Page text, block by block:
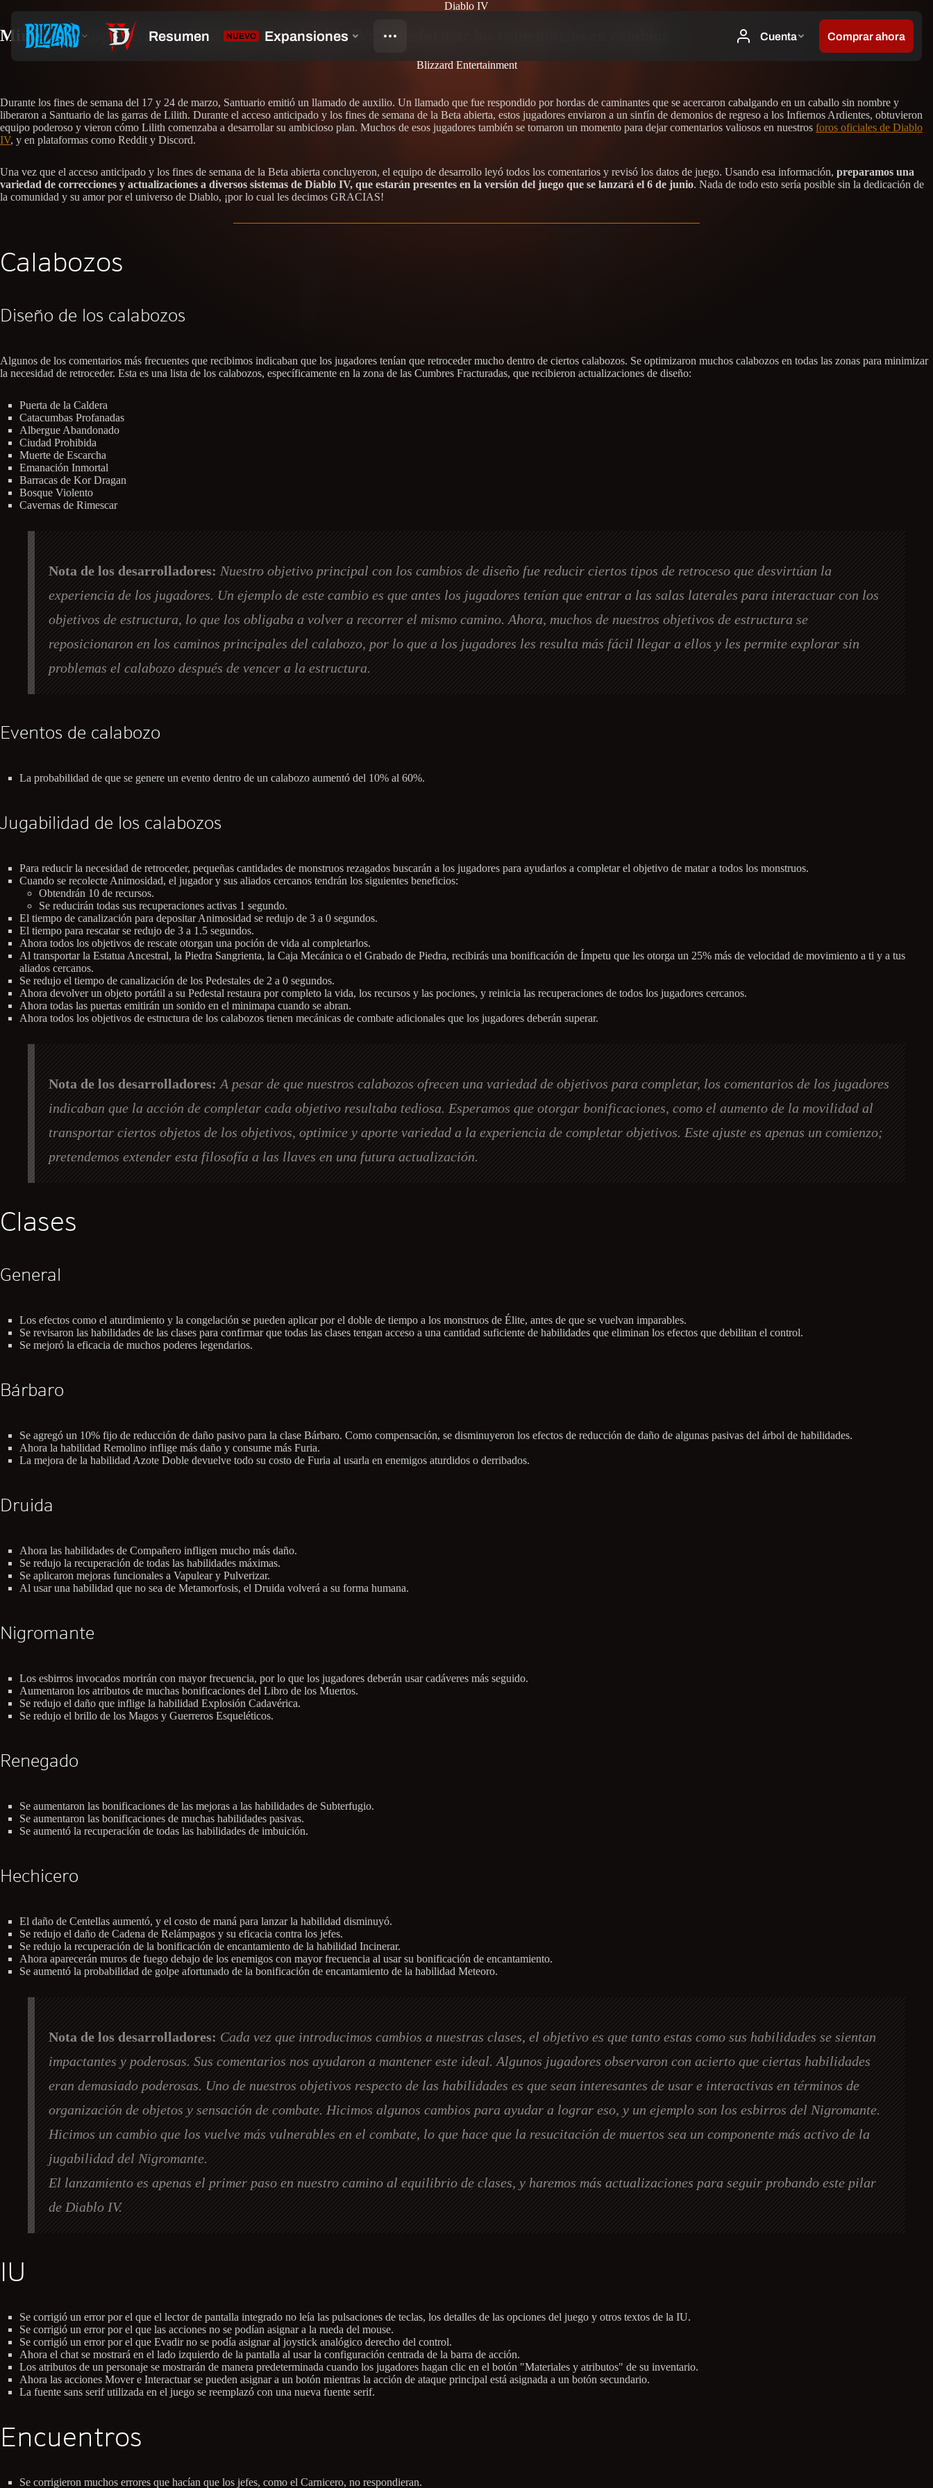
Diablo IV
Mirada retrospectiva a la Beta abierta de Diablo IV: Transformar los comentarios en cambios
Blizzard Entertainment
Durante los fines de semana del 17 y 24 de marzo, Santuario emitió un llamado de auxilio. Un llamado que fue respondido por hordas de caminantes que se acercaron cabalgando en un caballo sin nombre y
liberaron a Santuario de las garras de Lilith. Durante el acceso anticipado y los fines de semana de la Beta abierta, estos jugadores enviaron a un sinfín de demonios de regreso a los Infiernos Ardientes, obtuvieron
equipo poderoso y vieron cómo Lilith comenzaba a desarrollar su ambicioso plan. Muchos de esos jugadores también se tomaron un momento para dejar comentarios valiosos en nuestros foros oficiales de Diablo
IV, y en plataformas como Reddit y Discord.
Una vez que el acceso anticipado y los fines de semana de la Beta abierta concluyeron, el equipo de desarrollo leyó todos los comentarios y revisó los datos de juego. Usando esa información, preparamos una
variedad de correcciones y actualizaciones a diversos sistemas de Diablo IV, que estarán presentes en la versión del juego que se lanzará el 6 de junio. Nada de todo esto sería posible sin la dedicación de
la comunidad y su amor por el universo de Diablo, ¡por lo cual les decimos GRACIAS!
Calabozos
Diseño de los calabozos
Algunos de los comentarios más frecuentes que recibimos indicaban que los jugadores tenían que retroceder mucho dentro de ciertos calabozos. Se optimizaron muchos calabozos en todas las zonas para minimizar
la necesidad de retroceder. Esta es una lista de los calabozos, específicamente en la zona de las Cumbres Fracturadas, que recibieron actualizaciones de diseño:
Puerta de la Caldera
Catacumbas Profanadas
Albergue Abandonado
Ciudad Prohibida
Muerte de Escarcha
Emanación Inmortal
Barracas de Kor Dragan
Bosque Violento
Cavernas de Rimescar
Nota de los desarrolladores:Nuestro objetivo principal con los cambios de diseño fue reducir ciertos tipos de retroceso que desvirtúan la
experiencia de los jugadores. Un ejemplo de este cambio es que antes los jugadores tenían que entrar a las salas laterales para interactuar con los
objetivos de estructura, lo que los obligaba a volver a recorrer el mismo camino. Ahora, muchos de nuestros objetivos de estructura se
reposicionaron en los caminos principales del calabozo, por lo que a los jugadores les resulta más fácil llegar a ellos y les permite explorar sin
problemas el calabozo después de vencer a la estructura.
Eventos de calabozo
La probabilidad de que se genere un evento dentro de un calabozo aumentó del 10% al 60%.
Jugabilidad de los calabozos
Para reducir la necesidad de retroceder, pequeñas cantidades de monstruos rezagados buscarán a los jugadores para ayudarlos a completar el objetivo de matar a todos los monstruos.
Cuando se recolecte Animosidad, el jugador y sus aliados cercanos tendrán los siguientes beneficios:
Obtendrán 10 de recursos.
Se reducirán todas sus recuperaciones activas 1 segundo.
El tiempo de canalización para depositar Animosidad se redujo de 3 a 0 segundos.
El tiempo para rescatar se redujo de 3 a 1.5 segundos.
Ahora todos los objetivos de rescate otorgan una poción de vida al completarlos.
Al transportar la Estatua Ancestral, la Piedra Sangrienta, la Caja Mecánica o el Grabado de Piedra, recibirás una bonificación de Ímpetu que les otorga un 25% más de velocidad de movimiento a ti y a tus
aliados cercanos.
Se redujo el tiempo de canalización de los Pedestales de 2 a 0 segundos.
Ahora devolver un objeto portátil a su Pedestal restaura por completo la vida, los recursos y las pociones, y reinicia las recuperaciones de todos los jugadores cercanos.
Ahora todas las puertas emitirán un sonido en el minimapa cuando se abran.
Ahora todos los objetivos de estructura de los calabozos tienen mecánicas de combate adicionales que los jugadores deberán superar.
Nota de los desarrolladores:A pesar de que nuestros calabozos ofrecen una variedad de objetivos para completar, los comentarios de los jugadores
indicaban que la acción de completar cada objetivo resultaba tediosa. Esperamos que otorgar bonificaciones, como el aumento de la movilidad al
transportar ciertos objetos de los objetivos, optimice y aporte variedad a la experiencia de completar objetivos. Este ajuste es apenas un comienzo;
pretendemos extender esta filosofía a las llaves en una futura actualización.
Clases
General
Los efectos como el aturdimiento y la congelación se pueden aplicar por el doble de tiempo a los monstruos de Élite, antes de que se vuelvan imparables.
Se revisaron las habilidades de las clases para confirmar que todas las clases tengan acceso a una cantidad suficiente de habilidades que eliminan los efectos que debilitan el control.
Se mejoró la eficacia de muchos poderes legendarios.
Bárbaro
Se agregó un 10% fijo de reducción de daño pasivo para la clase Bárbaro. Como compensación, se disminuyeron los efectos de reducción de daño de algunas pasivas del árbol de habilidades.
Ahora la habilidad Remolino inflige más daño y consume más Furia.
La mejora de la habilidad Azote Doble devuelve todo su costo de Furia al usarla en enemigos aturdidos o derribados.
Druida
Ahora las habilidades de Compañero infligen mucho más daño.
Se redujo la recuperación de todas las habilidades máximas.
Se aplicaron mejoras funcionales a Vapulear y Pulverizar.
Al usar una habilidad que no sea de Metamorfosis, el Druida volverá a su forma humana.
Nigromante
Los esbirros invocados morirán con mayor frecuencia, por lo que los jugadores deberán usar cadáveres más seguido.
Aumentaron los atributos de muchas bonificaciones del Libro de los Muertos.
Se redujo el daño que inflige la habilidad Explosión Cadavérica.
Se redujo el brillo de los Magos y Guerreros Esqueléticos.
Renegado
Se aumentaron las bonificaciones de las mejoras a las habilidades de Subterfugio.
Se aumentaron las bonificaciones de muchas habilidades pasivas.
Se aumentó la recuperación de todas las habilidades de imbuición.
Hechicero
El daño de Centellas aumentó, y el costo de maná para lanzar la habilidad disminuyó.
Se redujo el daño de Cadena de Relámpagos y su eficacia contra los jefes.
Se redujo la recuperación de la bonificación de encantamiento de la habilidad Incinerar.
Ahora aparecerán muros de fuego debajo de los enemigos con mayor frecuencia al usar su bonificación de encantamiento.
Se aumentó la probabilidad de golpe afortunado de la bonificación de encantamiento de la habilidad Meteoro.
Nota de los desarrolladores:Cada vez que introducimos cambios a nuestras clases, el objetivo es que tanto estas como sus habilidades se sientan
impactantes y poderosas. Sus comentarios nos ayudaron a mantener este ideal. Algunos jugadores observaron con acierto que ciertas habilidades
eran demasiado poderosas. Uno de nuestros objetivos respecto de las habilidades es que sean interesantes de usar e interactivas en términos de
organización de objetos y sensación de combate. Hicimos algunos cambios para ayudar a lograr eso, y un ejemplo son los esbirros del Nigromante.
Hicimos un cambio que los vuelve más vulnerables en el combate, lo que hace que la resucitación de muertos sea un componente más activo de la
jugabilidad del Nigromante.
El lanzamiento es apenas el primer paso en nuestro camino al equilibrio de clases, y haremos más actualizaciones para seguir probando este pilar
de Diablo IV.
IU
Se corrigió un error por el que el lector de pantalla integrado no leía las pulsaciones de teclas, los detalles de las opciones del juego y otros textos de la IU.
Se corrigió un error por el que las acciones no se podían asignar a la rueda del mouse.
Se corrigió un error por el que Evadir no se podía asignar al joystick analógico derecho del control.
Ahora el chat se mostrará en el lado izquierdo de la pantalla al usar la configuración centrada de la barra de acción.
Los atributos de un personaje se mostrarán de manera predeterminada cuando los jugadores hagan clic en el botón "Materiales y atributos" de su inventario.
Ahora las acciones Mover e Interactuar se pueden asignar a un botón mientras la acción de ataque principal está asignada a un botón secundario.
La fuente sans serif utilizada en el juego se reemplazó con una nueva fuente serif.
Encuentros
Se corrigieron muchos errores que hacían que los jefes, como el Carnicero, no respondieran.